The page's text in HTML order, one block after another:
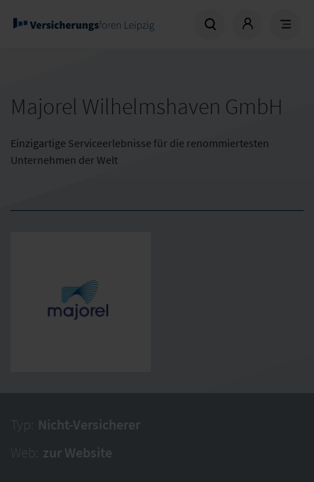
Majorel Wilhelmshaven GmbH
Einzigartige Serviceerlebnisse für die renommiertesten
Unternehmen der Welt
Typ: Nicht-Versicherer
Web: zur Website